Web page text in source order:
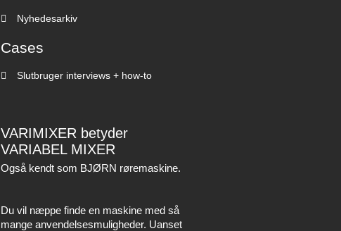
Nyhedesarkiv
Cases
Slutbruger interviews + how-to
VARIMIXER betyder
VARIABEL MIXER
Også kendt som BJØRN røremaskine.
Du vil næppe finde en maskine med så
mange anvendelsesmuligheder. Uanset